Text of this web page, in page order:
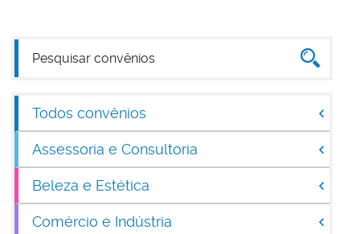
Todos convênios
Assessoria e Consultoria
Beleza e Estética
Comércio e Indústria